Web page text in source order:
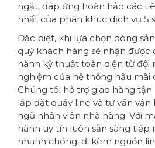
ngặt, đáp ứng hoàn hảo các
nhất của phân khúc dịch vụ 5
Đặc biệt, khi lựa chọn dòng
quý khách hàng sẽ nhận được
hành kỹ thuật toàn diện từ đội
nghiệm của hệ thống hậu mãi
Chúng tôi hỗ trợ giao hàng tận
lắp đặt quầy line và tư vấn
ngũ nhân viên nhà hàng. Với
hành uy tín luôn sẵn sàng tiếp
nhanh chóng, đi kèm nguồn